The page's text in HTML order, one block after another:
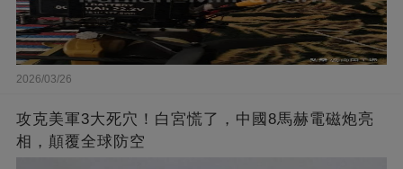
2026/03/26
攻克美軍3大死穴！白宮慌了，中國8馬赫電磁炮亮
相，顛覆全球防空